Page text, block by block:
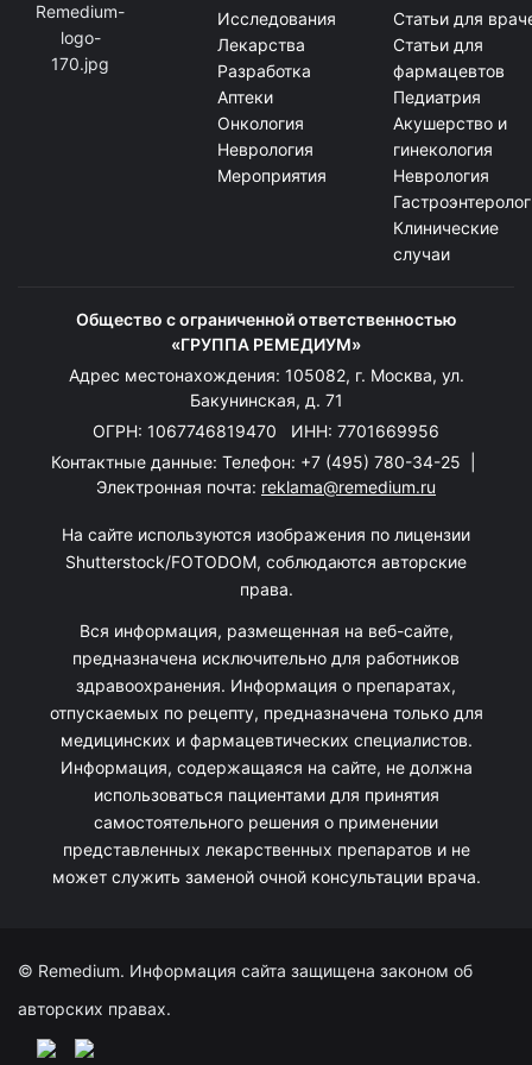
Исследования
Лекарства
Разработка
Аптеки
Онкология
Неврология
Мероприятия
Статьи для
Статьи для
фармацевтов
Педиатрия
Акушерство и
гинекология
Неврология
Клинические
случаи
Общество с ограниченной ответственностью
«ГРУППА РЕМЕДИУМ»
Адрес местонахождения: 105082, г. Москва, ул.
Бакунинская, д. 71
ОГРН: 1067746819470 ИНН: 7701669956
Контактные данные: Телефон: +7 (495) 780-34-25
Электронная почта: reklama@remedium.ru
На сайте используются изображения по лицензии
Shutterstock/FOTODOM, соблюдаются авторские
права.
Вся информация, размещенная на веб-сайте,
предназначена исключительно для работников
здравоохранения. Информация о препаратах,
отпускаемых по рецепту, предназначена только для
медицинских и фармацевтических специалистов.
Информация, содержащаяся на сайте, не должна
использоваться пациентами для принятия
самостоятельного решения о применении
представленных лекарственных препаратов и не
может служить заменой очной консультации врача.
© Remedium. Информация сайта защищена законом об
авторских правах.